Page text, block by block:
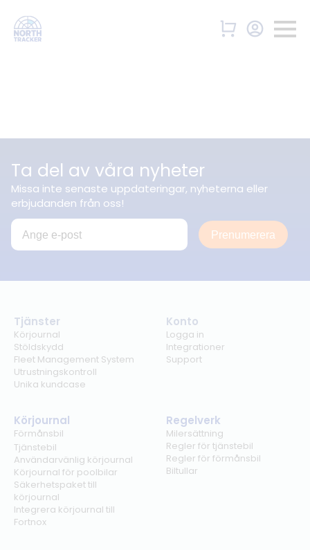
Ta del av våra nyheter
Missa inte senaste uppdateringar, nyheterna eller
erbjudanden från oss!
Prenumerera
Tjänster
Körjournal
Stöldskydd
Fleet Management System
Utrustningskontroll
Unika kundcase
Konto
Logga in
Integrationer
Support
Körjournal
Förmånsbil
Tjänstebil
Användarvänlig körjournal
Körjournal för poolbilar
Säkerhetspaket till
körjournal
Integrera körjournal till
Fortnox
Regelverk
Milersättning
Regler för tjänstebil
Regler för förmånsbil
Biltullar